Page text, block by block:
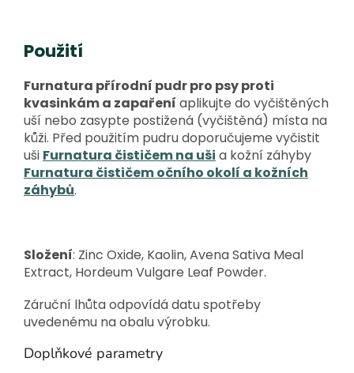
Použití
Furnatura přírodní pudr pro psy proti
kvasinkám a zapaření aplikujte do vyčištěných
uší nebo zasypte postižená (vyčištěná) místa na
kůži. Před použitím pudru doporučujeme vyčistit
uši Furnatura čističem na uši a kožní záhyby
Furnatura čističem očního okolí a kožních
záhybů.
Složení: Zinc Oxide, Kaolin, Avena Sativa Meal
Extract, Hordeum Vulgare Leaf Powder.
Záruční lhůta odpovídá datu spotřeby
uvedenému na obalu výrobku.
Doplňkové parametry